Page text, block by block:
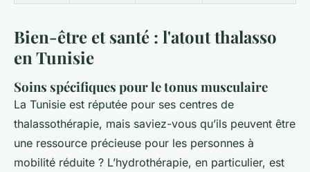
Bien-être et santé : l'atout thalasso
en Tunisie
Soins spécifiques pour le tonus musculaire
La Tunisie est réputée pour ses centres de
thalassothérapie, mais saviez-vous qu’ils peuvent être
une ressource précieuse pour les personnes à
mobilité réduite ? L’hydrothérapie, en particulier, est